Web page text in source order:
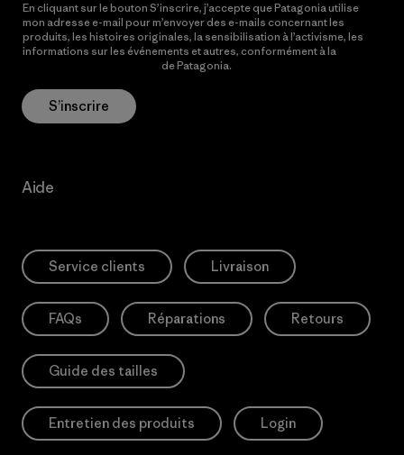
En cliquant sur le bouton S’inscrire, j’accepte que Patagonia utilise
mon adresse e-mail pour m’envoyer des e-mails concernant les
produits, les histoires originales, la sensibilisation à l’activisme, les
informations sur les événements et autres, conformément à la
de Patagonia.
S’inscrire
Aide
Service clients Livraison
FAQs Réparations Retours
Guide des tailles
Entretien des produits Login